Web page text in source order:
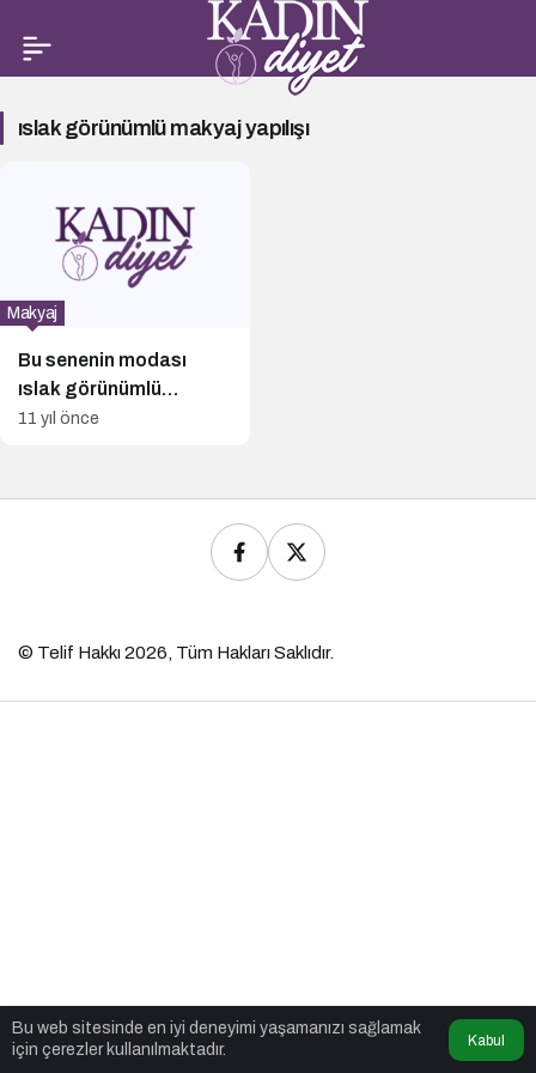
ıslak
ıslak görünümlü makyaj yapılışı
Bu senenin modası
ıslak görünümlü
makyaj!
Makyaj
11 yıl önce
Bu web sitesinde en iyi deneyimi yaşamanızı sağlamak
için çerezler kullanılmaktadır.
Kabul
© Telif Hakkı 2026, Tüm Hakları Saklıdır.